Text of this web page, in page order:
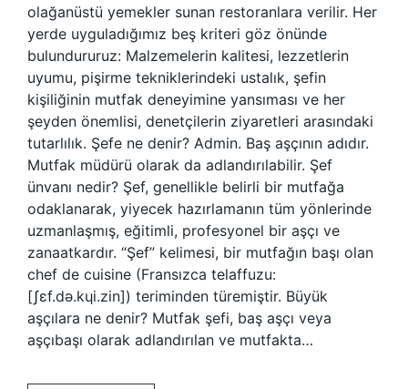
olağanüstü yemekler sunan restoranlara verilir. Her
yerde uyguladığımız beş kriteri göz önünde
bulundururuz: Malzemelerin kalitesi, lezzetlerin
uyumu, pişirme tekniklerindeki ustalık, şefin
kişiliğinin mutfak deneyimine yansıması ve her
şeyden önemlisi, denetçilerin ziyaretleri arasındaki
tutarlılık. Şefe ne denir? Admin. Baş aşçının adıdır.
Mutfak müdürü olarak da adlandırılabilir. Şef
ünvanı nedir? Şef, genellikle belirli bir mutfağa
odaklanarak, yiyecek hazırlamanın tüm yönlerinde
uzmanlaşmış, eğitimli, profesyonel bir aşçı ve
zanaatkardır. “Şef” kelimesi, bir mutfağın başı olan
chef de cuisine (Fransızca telaffuzu:
[ʃɛf.də.kɥi.zin]) teriminden türemiştir. Büyük
aşçılara ne denir? Mutfak şefi, baş aşçı veya
aşçıbaşı olarak adlandırılan ve mutfakta…